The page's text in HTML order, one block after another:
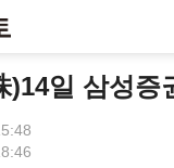
)14일 삼성증